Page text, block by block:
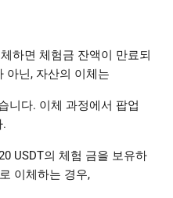
하면 체험금 잔액이 만료되
아닌, 자산의 이체는
니다. 이체 과정에서 팝업
.
USDT의 체험 금을 보유하
이체하는 경우,